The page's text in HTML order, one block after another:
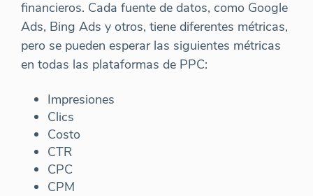
financieros. Cada fuente de datos, como Google
Ads, Bing Ads y otros, tiene diferentes métricas,
pero se pueden esperar las siguientes métricas
en todas las plataformas de PPC:
Impresiones
Clics
Costo
CTR
CPC
CPM